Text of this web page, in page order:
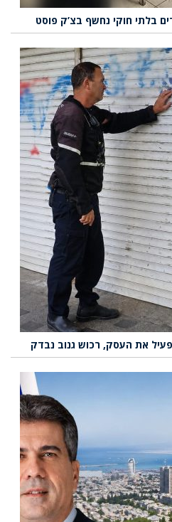
בלתי חוקי נחשף בצ’ק פוסט
את העסק, רכוש גנוב נבדק